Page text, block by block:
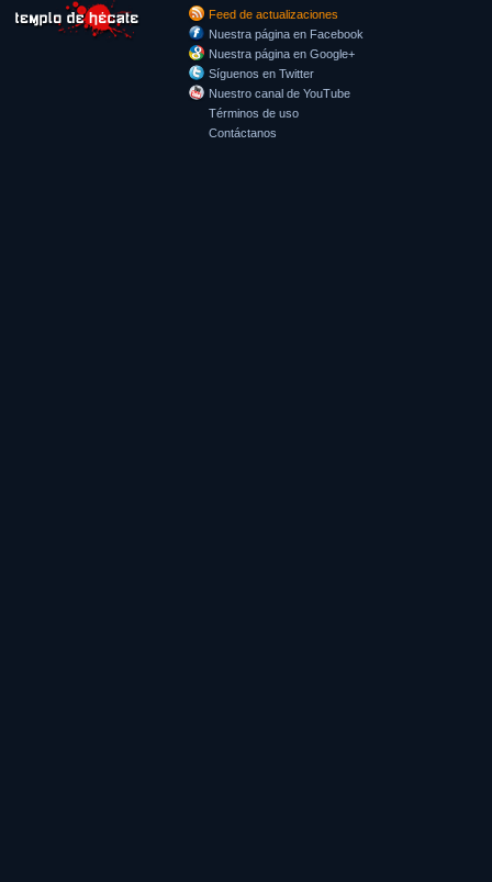
Feed de actualizaciones
Nuestra página en Facebook
Nuestra página en Google+
Síguenos en Twitter
Nuestro canal de YouTube
Términos de uso
Contáctanos